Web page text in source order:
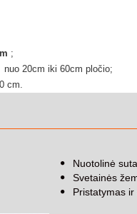
;
nuo 20cm iki 60cm pločio;
cm.
Nuotolinė
Svetainės
Pristatymas